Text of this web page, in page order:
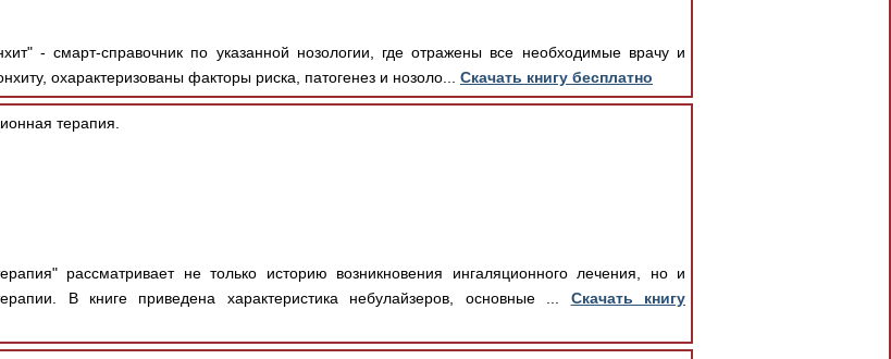
- смарт-справочник по указанной нозологии, где отражены все необходимые врачу и
охарактеризованы факторы риска, патогенез и нозоло... Скачать книгу бесплатно
терапия.
рассматривает не только историю возникновения ингаляционного лечения, но и
В книге приведена характеристика небулайзеров, основные ... Скачать книгу